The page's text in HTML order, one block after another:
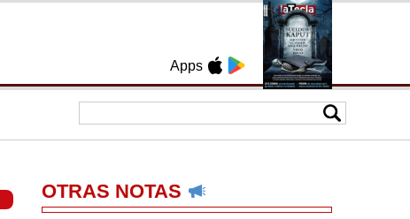
Apps
OTRAS NOTAS